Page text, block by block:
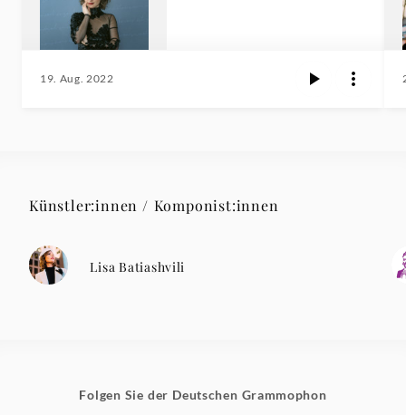
19. Aug. 2022
Künstler:innen / Komponist:innen
Lisa Batiashvili
Folgen Sie der Deutschen Grammophon